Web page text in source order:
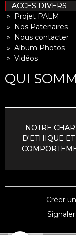
ACCES DIVERS
» Projet PALM
» Nos Patenaires
» Nous contacter
» Album Photos
» Vidéos
QUI
NOTRE
D'ETHIQUE
Créer